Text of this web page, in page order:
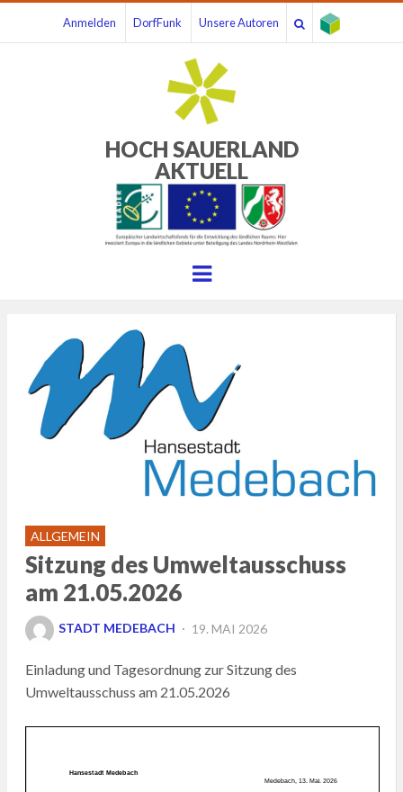
Anmelden DorfFunk Unsere Autoren
HOCH SAUERLAND
AKTUELL
Menu
ALLGEMEIN
Sitzung des Umweltausschuss
am 21.05.2026
STADT MEDEBACH
POSTED
19. MAI 2026
Einladung und Tagesordnung zur Sitzung des
Umweltausschuss am 21.05.2026